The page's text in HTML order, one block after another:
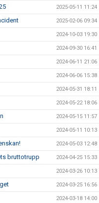
2025-05-11 11:24
2025-02-06 09:34
2024-10-03 19:30
2024-09-30 16:41
2024-06-11 21:06
2024-06-06 15:38
2024-05-31 18:11
2024-05-22 18:06
2024-05-15 11:57
2024-05-11 10:13
2024-05-03 12:48
bruttotrupp 2024-04-25 15:33
2024-03-26 10:13
2024-03-25 16:56
2024-03-18 14:00